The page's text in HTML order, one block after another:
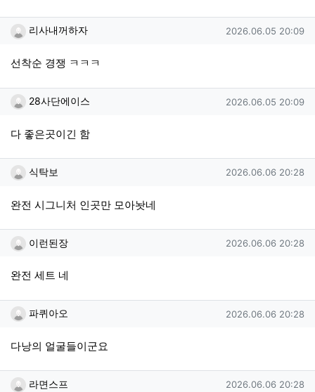
리사내꺼하자님의 댓글
리사내꺼하자 작성일
2026.06.05 20:09
선착순 경쟁 ㅋㅋㅋ
28사단에이스님의 댓글
28사단에이스 작성일
2026.06.05 20:09
다 좋은곳이긴 함
식탁보님의 댓글
식탁보 작성일
2026.06.06 20:28
완전 시그니처 인곳만 모아놧네
이런된장님의 댓글
이런된장 작성일
2026.06.06 20:28
완전 세트 네
파퀴아오님의 댓글
파퀴아오 작성일
2026.06.06 20:28
다낭의 얼굴들이군요
라면스프님의 댓글
라면스프 작성일
2026.06.06 20:28